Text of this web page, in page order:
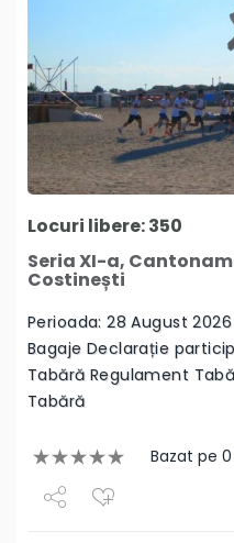
Locuri libere: 350
Seria XI-a,
Costinești
Perioada: 28 August
Bagaje Declarație
Tabără Regulament
Tabără
Bazat pe